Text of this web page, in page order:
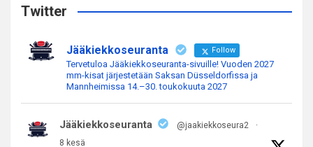
c
Twitter
Jääkiekkoseuranta Follow
Tervetuloa Jääkiekkoseuranta-sivuille! Vuoden 2027
mm-kisat järjestetään Saksan Düsseldorfissa ja
Mannheimissa 14.–30. toukokuuta 2027
Jääkiekkoseuranta @jaakiekkoseura2
·
8 kesä